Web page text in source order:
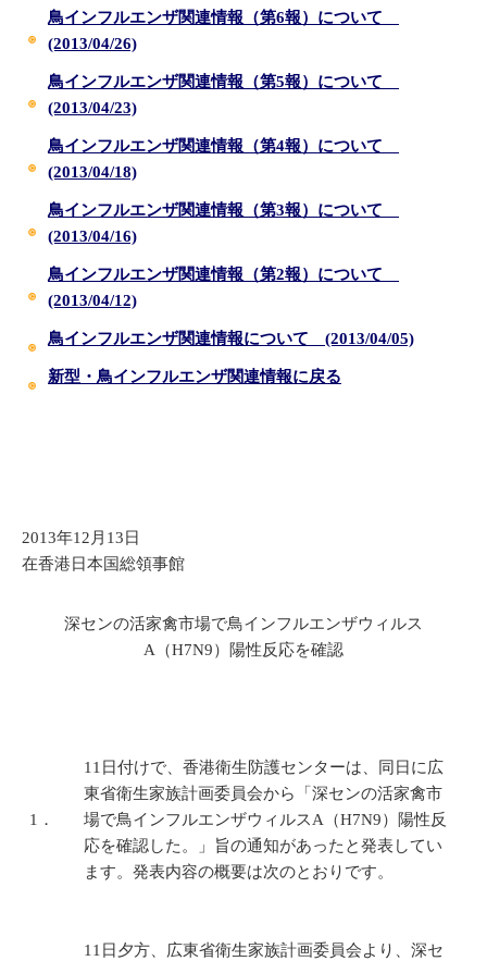
鳥インフルエンザ関連情報（第6報）について
(2013/04/26)
鳥インフルエンザ関連情報（第5報）について
(2013/04/23)
鳥インフルエンザ関連情報（第4報）について
(2013/04/18)
鳥インフルエンザ関連情報（第3報）について
(2013/04/16)
鳥インフルエンザ関連情報（第2報）について
(2013/04/12)
鳥インフルエンザ関連情報について (2013/04/05)
新型・鳥インフルエンザ関連情報に戻る
2013年12月13日
在香港日本国総領事館
深センの活家禽市場で鳥インフルエンザウィルス
A（H7N9）陽性反応を確認
1．
11日付けで、香港衛生防護センターは、同日に広
東省衛生家族計画委員会から「深センの活家禽市
場で鳥インフルエンザウィルスA（H7N9）陽性反
応を確認した。」旨の通知があったと発表してい
ます。発表内容の概要は次のとおりです。
11日夕方、広東省衛生家族計画委員会より、深セ